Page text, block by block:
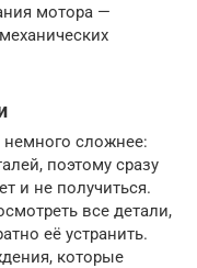
мотора —
сложнее:
поэтому сразу
и не получиться.
все детали,
её устранить.
которые